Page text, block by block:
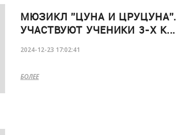
МЮЗИКЛ ''ЦУНА И ЦРУЦУНА''.
УЧАСТВУЮТ УЧЕНИКИ 3-Х К...
2024-12-23 17:02:41
БОЛЕЕ